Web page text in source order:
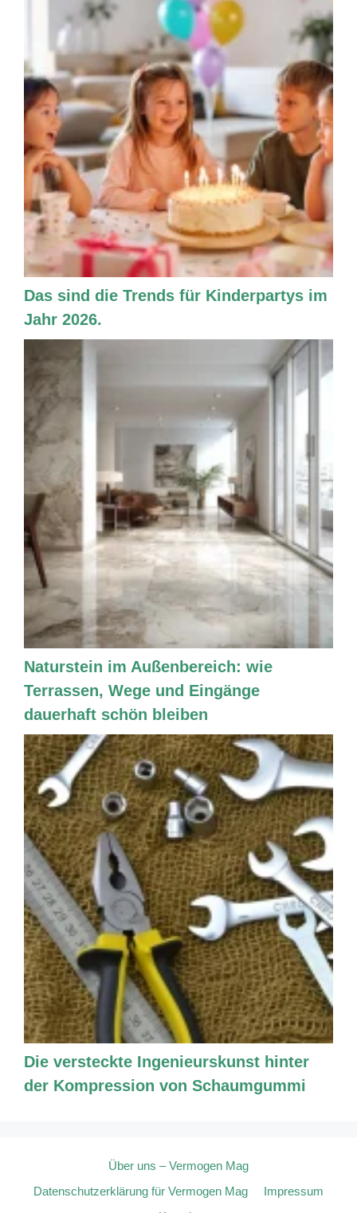
Das sind die Trends für Kinderpartys im
Jahr 2026.
Naturstein im Außenbereich: wie
Terrassen, Wege und Eingänge
dauerhaft schön bleiben
Die versteckte Ingenieurskunst hinter
der Kompression von Schaumgummi
Über uns – Vermogen Mag
Datenschutzerklärung für Vermogen Mag
Impressum